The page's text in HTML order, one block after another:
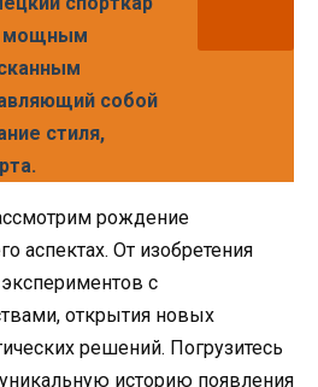
мощным
собой
стиля,
рождение
аспектах. От изобретения
с
открытия новых
решений. Погрузитесь
историю появления